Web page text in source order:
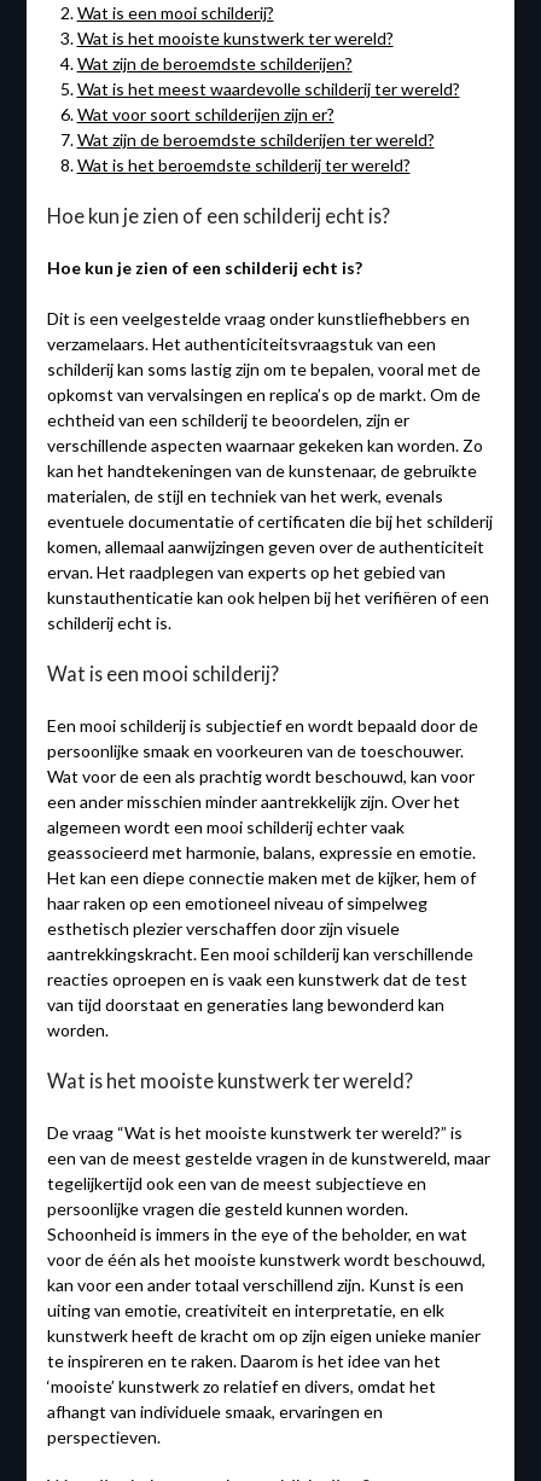
Wat is een mooi schilderij?
Wat is het mooiste kunstwerk ter wereld?
Wat zijn de beroemdste schilderijen?
Wat is het meest waardevolle schilderij ter wereld?
Wat voor soort schilderijen zijn er?
Wat zijn de beroemdste schilderijen ter wereld?
Wat is het beroemdste schilderij ter wereld?
Hoe kun je zien of een schilderij echt is?
Hoe kun je zien of een schilderij echt is?
Dit is een veelgestelde vraag onder kunstliefhebbers en
verzamelaars. Het authenticiteitsvraagstuk van een
schilderij kan soms lastig zijn om te bepalen, vooral met de
opkomst van vervalsingen en replica’s op de markt. Om de
echtheid van een schilderij te beoordelen, zijn er
verschillende aspecten waarnaar gekeken kan worden. Zo
kan het handtekeningen van de kunstenaar, de gebruikte
materialen, de stijl en techniek van het werk, evenals
eventuele documentatie of certificaten die bij het schilderij
komen, allemaal aanwijzingen geven over de authenticiteit
ervan. Het raadplegen van experts op het gebied van
kunstauthenticatie kan ook helpen bij het verifiëren of een
schilderij echt is.
Wat is een mooi schilderij?
Een mooi schilderij is subjectief en wordt bepaald door de
persoonlijke smaak en voorkeuren van de toeschouwer.
Wat voor de een als prachtig wordt beschouwd, kan voor
een ander misschien minder aantrekkelijk zijn. Over het
algemeen wordt een mooi schilderij echter vaak
geassocieerd met harmonie, balans, expressie en emotie.
Het kan een diepe connectie maken met de kijker, hem of
haar raken op een emotioneel niveau of simpelweg
esthetisch plezier verschaffen door zijn visuele
aantrekkingskracht. Een mooi schilderij kan verschillende
reacties oproepen en is vaak een kunstwerk dat de test
van tijd doorstaat en generaties lang bewonderd kan
worden.
Wat is het mooiste kunstwerk ter wereld?
De vraag “Wat is het mooiste kunstwerk ter wereld?” is
een van de meest gestelde vragen in de kunstwereld, maar
tegelijkertijd ook een van de meest subjectieve en
persoonlijke vragen die gesteld kunnen worden.
Schoonheid is immers in the eye of the beholder, en wat
voor de één als het mooiste kunstwerk wordt beschouwd,
kan voor een ander totaal verschillend zijn. Kunst is een
uiting van emotie, creativiteit en interpretatie, en elk
kunstwerk heeft de kracht om op zijn eigen unieke manier
te inspireren en te raken. Daarom is het idee van het
‘mooiste’ kunstwerk zo relatief en divers, omdat het
afhangt van individuele smaak, ervaringen en
perspectieven.